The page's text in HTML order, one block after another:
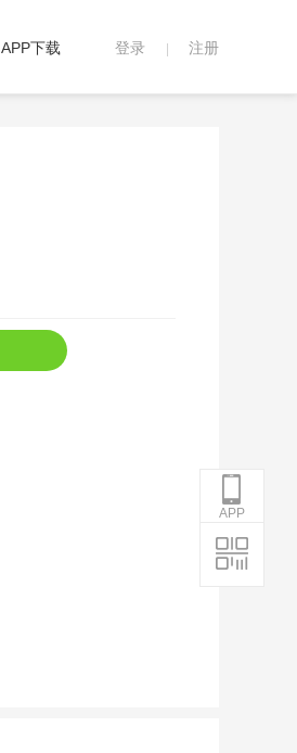
登录 注册
APP下载
APP